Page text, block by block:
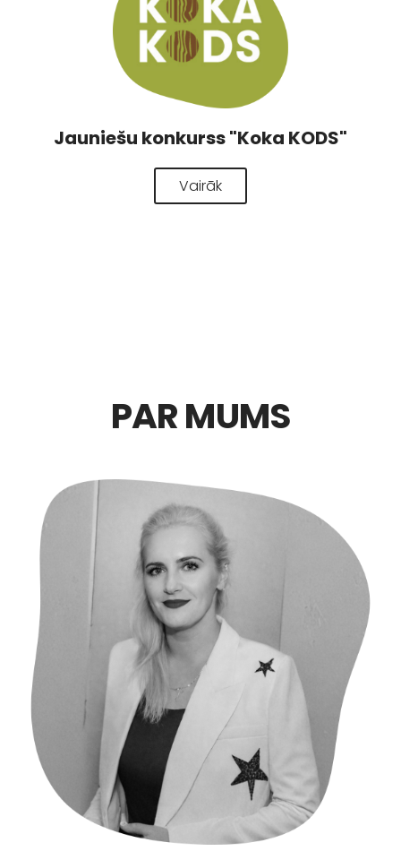
Jauniešu konkurss "Koka KODS"
Vairāk
PAR MUMS